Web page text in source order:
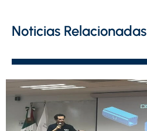
Noticias Relacionadas